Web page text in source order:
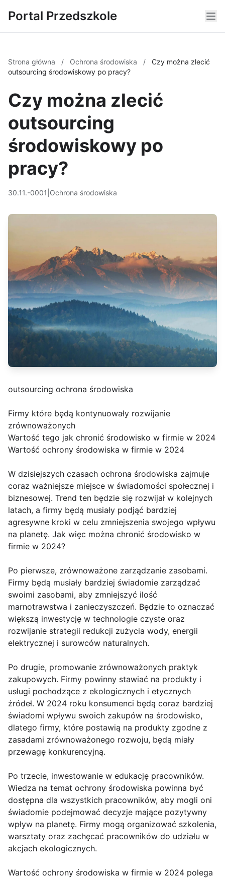
Portal Przedszkole
Strona główna / Ochrona środowiska /
Czy można zlecić
outsourcing środowiskowy po pracy?
Czy można zlecić
outsourcing
środowiskowy po
pracy?
30.11.-0001 Ochrona środowiska
outsourcing ochrona środowiska
Firmy które będą kontynuowały rozwijanie
zrównoważonych
Wartość tego jak chronić środowisko w firmie w 2024
Wartość ochrony środowiska w firmie w 2024
W dzisiejszych czasach ochrona środowiska zajmuje
coraz ważniejsze miejsce w świadomości społecznej i
biznesowej. Trend ten będzie się rozwijał w kolejnych
latach, a firmy będą musiały podjąć bardziej
agresywne kroki w celu zmniejszenia swojego wpływu
na planetę. Jak więc można chronić środowisko w
firmie w 2024?
Po pierwsze, zrównoważone zarządzanie zasobami.
Firmy będą musiały bardziej świadomie zarządzać
swoimi zasobami, aby zmniejszyć ilość
marnotrawstwa i zanieczyszczeń. Będzie to oznaczać
większą inwestycję w technologie czyste oraz
rozwijanie strategii redukcji zużycia wody, energii
elektrycznej i surowców naturalnych.
Po drugie, promowanie zrównoważonych praktyk
zakupowych. Firmy powinny stawiać na produkty i
usługi pochodzące z ekologicznych i etycznych
źródeł. W 2024 roku konsumenci będą coraz bardziej
świadomi wpływu swoich zakupów na środowisko,
dlatego firmy, które postawią na produkty zgodne z
zasadami zrównoważonego rozwoju, będą miały
przewagę konkurencyjną.
Po trzecie, inwestowanie w edukację pracowników.
Wiedza na temat ochrony środowiska powinna być
dostępna dla wszystkich pracowników, aby mogli oni
świadomie podejmować decyzje mające pozytywny
wpływ na planetę. Firmy mogą organizować szkolenia,
warsztaty oraz zachęcać pracowników do udziału w
akcjach ekologicznych.
Wartość ochrony środowiska w firmie w 2024 polega